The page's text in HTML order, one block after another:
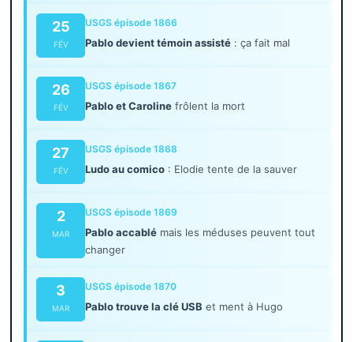
25
FÉV
USGS épisode 1866
Pablo devient témoin assisté : ça fait mal
26
FÉV
USGS épisode 1867
Pablo et Caroline frôlent la mort
27
FÉV
USGS épisode 1868
Ludo au comico : Elodie tente de la sauver
2
MAR
USGS épisode 1869
Pablo accablé mais les méduses peuvent tout
changer
3
MAR
USGS épisode 1870
Pablo trouve la clé USB et ment à Hugo